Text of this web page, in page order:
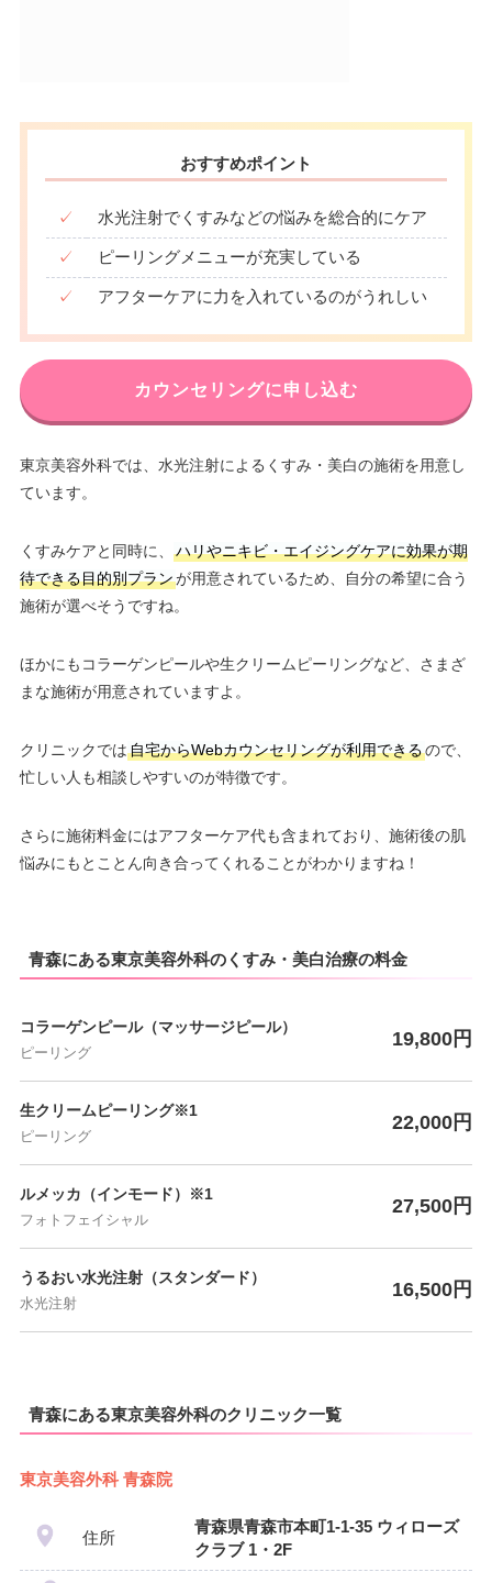
おすすめポイント
✓ 水光注射でくすみなどの悩みを総合的にケア
✓ ピーリングメニューが充実している
✓ アフターケアに力を入れているのがうれしい
カウンセリングに申し込む
東京美容外科では、水光注射によるくすみ・美白の施術を用意し
ています。
くすみケアと同時に、
ハリやニキビ・エイジングケアに効果が期
待できる目的別プランが用意されているため、自分の希望に合う
施術が選べそうですね。
ほかにもコラーゲンピールや生クリームピーリングなど、さまざ
まな施術が用意されていますよ。
クリニックでは自宅からWebカウンセリングが利用できるので、
忙しい人も相談しやすいのが特徴です。
さらに施術料金にはアフターケア代も含まれており、施術後の肌
悩みにもとことん向き合ってくれることがわかりますね！
青森にある東京美容外科のくすみ・美白治療の料金
コラーゲンピール（マッサージピール）
ピーリング
19,800円
生クリームピーリング※1
ピーリング
22,000円
ルメッカ（インモード）※1
フォトフェイシャル
27,500円
うるおい水光注射（スタンダード）
水光注射
16,500円
青森にある東京美容外科のクリニック一覧
東京美容外科 青森院
住所
青森県青森市本町1-1-35 ウィローズ
クラブ 1・2F